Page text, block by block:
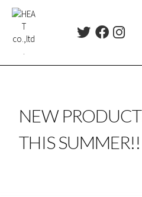
ツ
t
F
e
k
t
a
NEW
THIS SUMMER!!